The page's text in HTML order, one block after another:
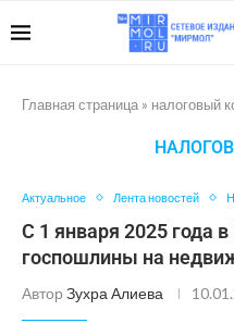
Главная страница » налоговый
Актуальное Лента новостей
С 1 января 2025 года
госпошлины на
Автор Зухра Алиева